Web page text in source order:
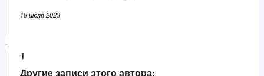
18 июля 2023
-
1
Другие записи этого автора: